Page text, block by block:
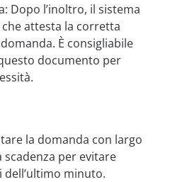
Dopo l’inoltro, il sistema
attesta la corretta
È consigliabile
documento per
la domanda con largo
per evitare
minuto.